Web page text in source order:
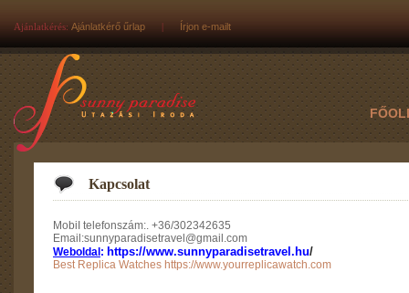
Ajánlatkérés: Ajánlatkérő űrlap | Írjon e-mailt
Kapcsolat
MobiI telefonszám:. +36/302342635
Email:sunnyparadisetravel@gmail.com
Weboldal : https://www.sunnyparadisetravel.hu/
Best Replica Watches https://www.yourreplicawatch.com